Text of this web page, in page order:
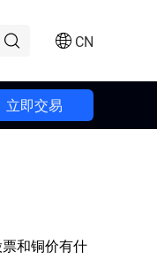
CN
立即交易
和铜价有什